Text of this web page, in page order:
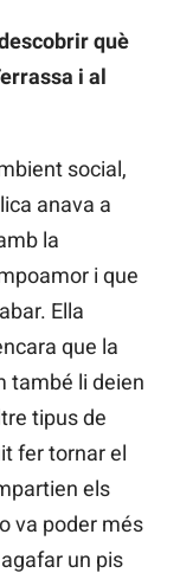
què
i al
social,
anava a
la
i que
Ella
que la
també li deien
tipus de
fer tornar el
els
va poder més
un pis